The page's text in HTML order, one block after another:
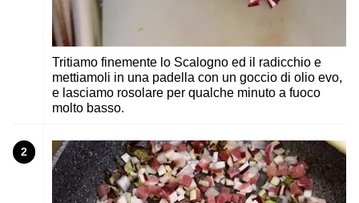
Tritiamo finemente lo Scalogno ed il radicchio e
mettiamoli in una padella con un goccio di olio evo,
e lasciamo rosolare per qualche minuto a fuoco
molto basso.
2